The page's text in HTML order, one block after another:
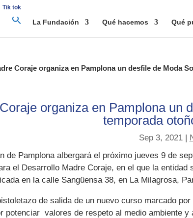
Tik tok
La Fundación Qué hacemos Qué
Coraje organiza en Pamplona un desfile de Moda
organiza en Pamplona un
temporada
Sep 3, 2021|
de Pamplona albergará el próximo jueves 9 de
el Desarrollo Madre Coraje, en el que la
en la calle Sangüensa 38, en La Milagrosa,
de salida de un nuevo curso marcado
potenciar valores de respeto al medio ambiente